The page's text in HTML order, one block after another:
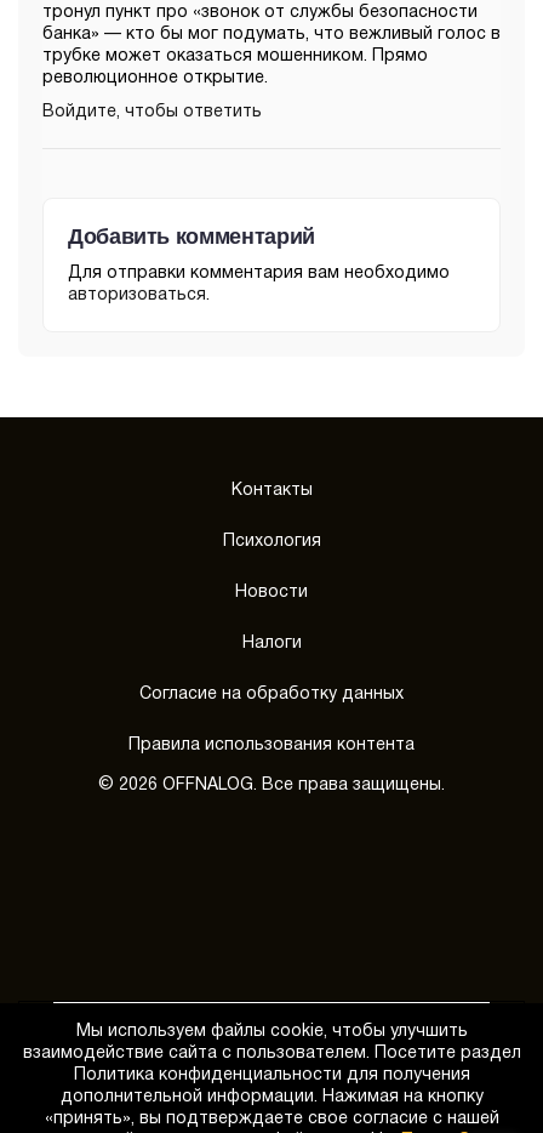
тронул пункт про «звонок от службы безопасности
банка» — кто бы мог подумать, что вежливый голос в
трубке может оказаться мошенником. Прямо
революционное открытие.
Войдите, чтобы ответить
Добавить комментарий
Для отправки комментария вам необходимо
авторизоваться.
Контакты
Психология
Новости
Налоги
Согласие на обработку данных
Правила использования контента
© 2026 OFFNALOG. Все права защищены.
Мы используем файлы cookie, чтобы улучшить
взаимодействие сайта с пользователем. Посетите раздел
Политика конфиденциальности для получения
дополнительной информации. Нажимая на кнопку
«принять», вы подтверждаете свое согласие с нашей